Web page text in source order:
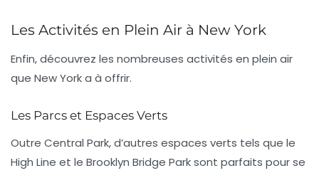
Les Activités en Plein Air à New York
Enfin, découvrez les nombreuses activités en plein air
que New York a à offrir.
Les Parcs et Espaces Verts
Outre Central Park, d’autres espaces verts tels que le
High Line et le Brooklyn Bridge Parksont parfaits pour se